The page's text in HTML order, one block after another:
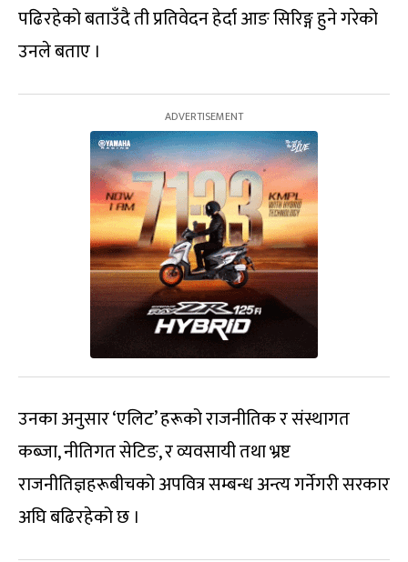
पढिरहेको बताउँदै ती प्रतिवेदन हेर्दा आङ सिरिङ्ग हुने गरेको
उनले बताए ।
उनका अनुसार ‘एलिट’ हरूको राजनीतिक र संस्थागत
कब्जा, नीतिगत सेटिङ, र व्यवसायी तथा भ्रष्ट
राजनीतिज्ञहरूबीचको अपवित्र सम्बन्ध अन्त्य गर्नेगरी सरकार
अघि बढिरहेको छ ।